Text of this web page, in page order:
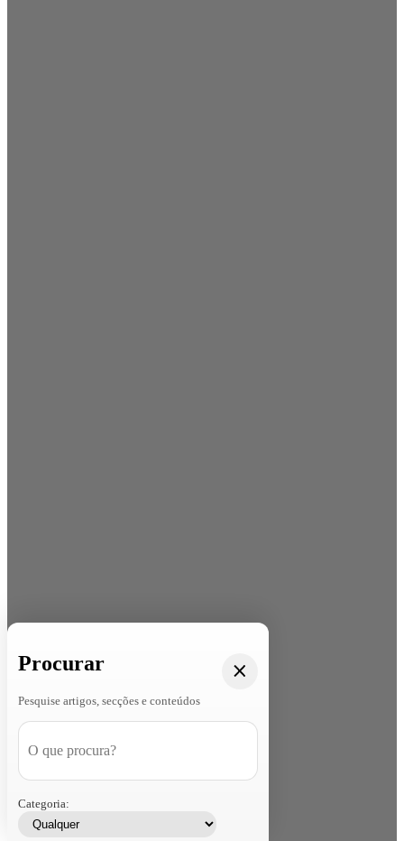
Procurar
Pesquise artigos, secções e conteúdos
Categoria: